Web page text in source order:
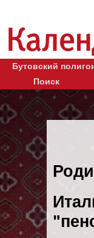
Бутовский
Поиск